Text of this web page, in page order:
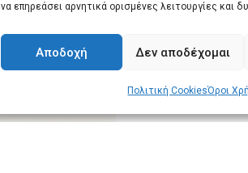
να επηρεάσει αρνητικά ορισμένες λειτουργίες και
Αποδοχή Δεν αποδέχομαι
Πολιτική CookiesΌροι
via
Email